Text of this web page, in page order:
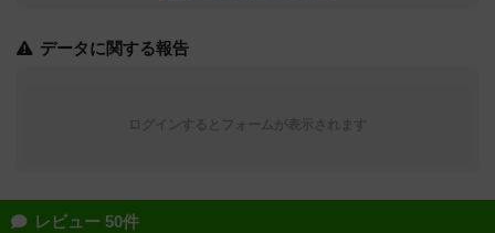
データに関する報告
レビュー 50件